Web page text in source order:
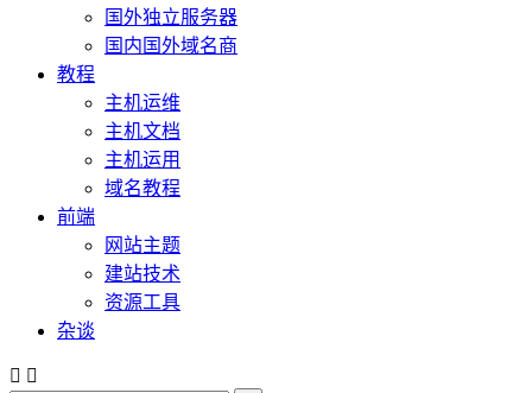
国外独立服务器
国内国外域名商
教程
主机运维
主机文档
主机运用
域名教程
前端
网站主题
建站技术
资源工具
杂谈
 